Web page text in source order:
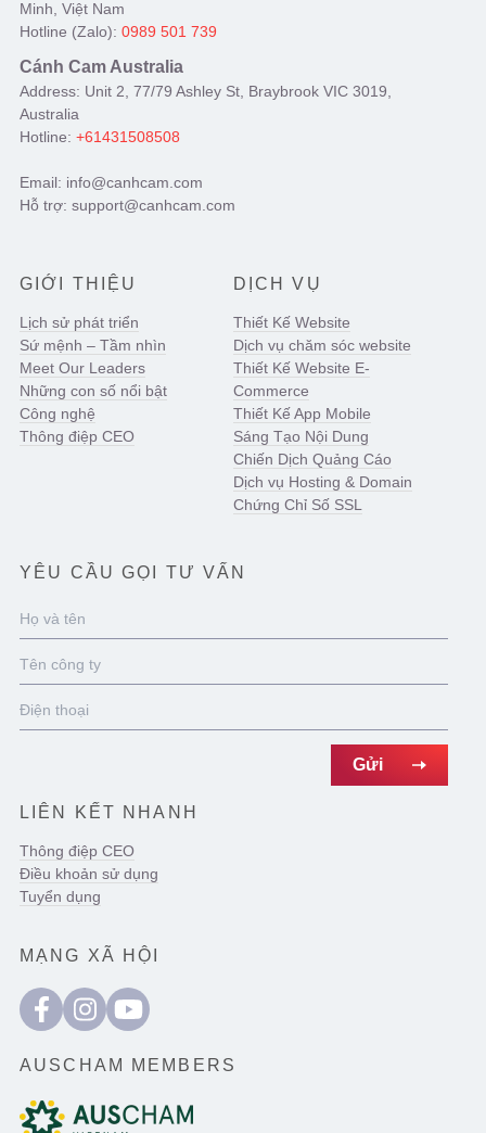
Minh, Việt Nam
Hotline (Zalo): 0989 501 739
Cánh Cam Australia
Address: Unit 2, 77/79 Ashley St, Braybrook VIC 3019,
Australia
Hotline: +61431508508
Email: info@canhcam.com
Hỗ trợ: support@canhcam.com
GIỚI THIỆU
Lịch sử phát triển
Sứ mệnh – Tầm nhìn
Meet Our Leaders
Những con số nổi bật
Công nghệ
Thông điệp CEO
DỊCH VỤ
Thiết Kế Website
Dịch vụ chăm sóc website
Thiết Kế Website E-
Commerce
Thiết Kế App Mobile
Sáng Tạo Nội Dung
Chiến Dịch Quảng Cáo
Dịch vụ Hosting & Domain
Chứng Chỉ Số SSL
YÊU CẦU GỌI TƯ VẤN
LIÊN KẾT NHANH
Thông điệp CEO
Điều khoản sử dụng
Tuyển dụng
MẠNG XÃ HỘI
AUSCHAM MEMBERS